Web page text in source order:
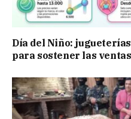
Día del Niño:
para sostener las ventas